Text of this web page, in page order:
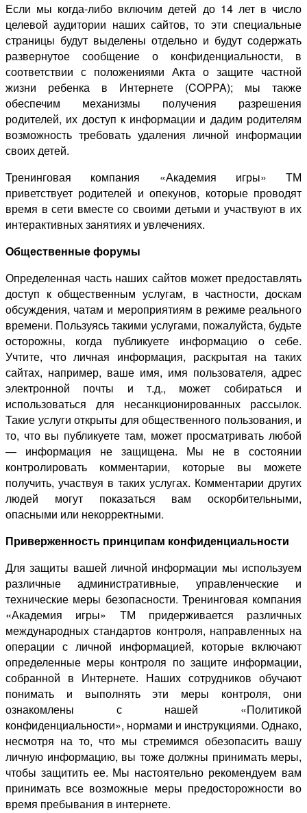
Если мы когда-либо включим детей до 14 лет в число
целевой аудитории наших сайтов, то эти специальные
страницы будут выделены отдельно и будут содержать
развернутое сообщение о конфиденциальности, в
соответствии с положениями Акта о защите частной
жизни ребенка в Интернете (COPPA); мы также
обеспечим механизмы получения разрешения
родителей, их доступ к информации и дадим родителям
возможность требовать удаления личной информации
своих детей.
Тренинговая компания «Академия игры» ТМ
приветствует родителей и опекунов, которые проводят
время в сети вместе со своими детьми и участвуют в их
интерактивных занятиях и увлечениях.
Общественные форумы
Определенная часть наших сайтов может предоставлять
доступ к общественным услугам, в частности, доскам
обсуждения, чатам и мероприятиям в режиме реального
времени. Пользуясь такими услугами, пожалуйста, будьте
осторожны, когда публикуете информацию о себе.
Учтите, что личная информация, раскрытая на таких
сайтах, например, ваше имя, имя пользователя, адрес
электронной почты и т.д., может собираться и
использоваться для несанкционированных рассылок.
Такие услуги открыты для общественного пользования, и
то, что вы публикуете там, может просматривать любой
— информация не защищена. Мы не в состоянии
контролировать комментарии, которые вы можете
получить, участвуя в таких услугах. Комментарии других
людей могут показаться вам оскорбительными,
опасными или некорректными.
Приверженность принципам конфиденциальности
Для защиты вашей личной информации мы используем
различные административные, управленческие и
технические меры безопасности. Тренинговая компания
«Академия игры» ТМ придерживается различных
международных стандартов контроля, направленных на
операции с личной информацией, которые включают
определенные меры контроля по защите информации,
собранной в Интернете. Наших сотрудников обучают
понимать и выполнять эти меры контроля, они
ознакомлены с нашей «Политикой
конфиденциальности», нормами и инструкциями. Однако,
несмотря на то, что мы стремимся обезопасить вашу
личную информацию, вы тоже должны принимать меры,
чтобы защитить ее. Мы настоятельно рекомендуем вам
принимать все возможные меры предосторожности во
время пребывания в интернете.